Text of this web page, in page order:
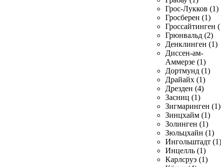
Грос-Лукков (1)
Гросберен (1)
Гроссайтинген
Грюнвальд (2)
Денклинген (1)
Диссен-ам-
Аммерзе (1)
Дортмунд (1)
Драйайх (1)
Дрезден (4)
Засниц (1)
Зигмаринген (1)
Зинцхайм (1)
Золинген (1)
Зюльцхайн (1)
Ингольштадт (1)
Инцелль (1)
Карлсруэ (1)